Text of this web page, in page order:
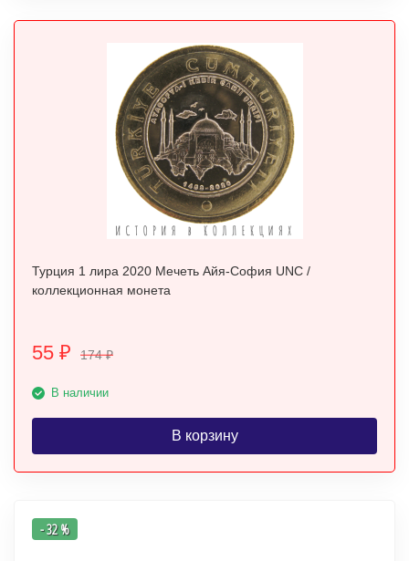
Турция 1 лира 2020 Мечеть Айя-София UNC /
коллекционная монета
55 ₽ 174₽
В наличии
В корзину
- 32 %